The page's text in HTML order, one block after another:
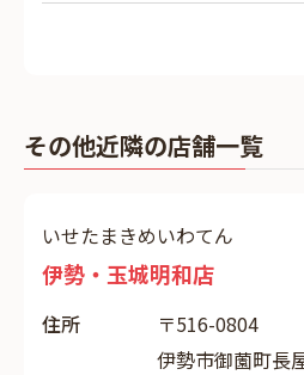
その他近隣の店舗一覧
いせたまきめいわてん
伊勢・玉城明和店
住所
〒516-0804
伊勢市御薗町長